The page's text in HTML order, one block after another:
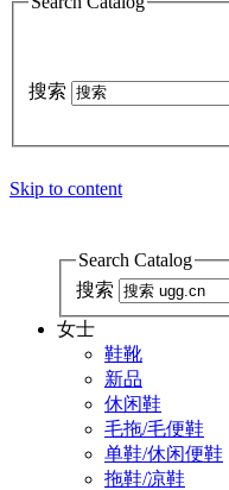
搜索
Skip to content
Search Catalog
搜索
女士
鞋靴
新品
休闲鞋
毛拖/毛便鞋
单鞋/休闲便鞋
拖鞋/凉鞋